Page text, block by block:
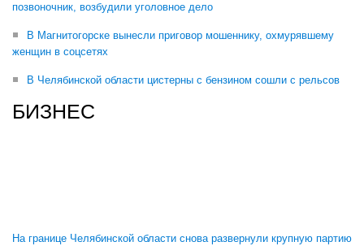
позвоночник, возбудили уголовное дело
В Магнитогорске вынесли приговор мошеннику, охмурявшему
женщин в соцсетях
В Челябинской области цистерны с бензином сошли с рельсов
БИЗНЕС
На границе Челябинской области снова развернули крупную партию